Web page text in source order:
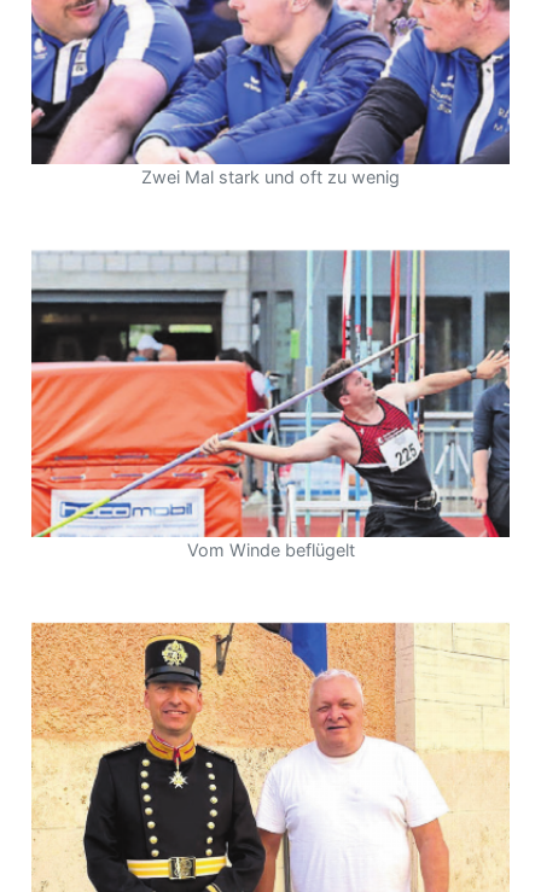
Zwei Mal stark und oft zu wenig
Vom Winde beflügelt